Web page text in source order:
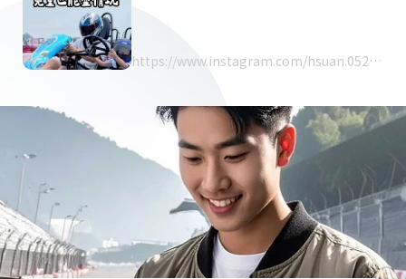
https://www.instagram.com/hsuan.0523/